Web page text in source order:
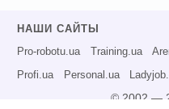
НАШИ САЙТЫ
Pro-robotu.ua Training.ua
Profi.ua Personal.ua
© 2002 —